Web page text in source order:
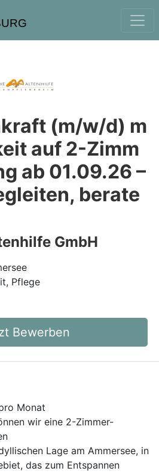
(m/w/d) m
auf 2-Zimm
ab 01.09.26 –
berate
GmbH
Pflege
Bewerben
Monat
wir eine 2-Zimmer-
Lage am Ammersee, in
das zum Entspannen